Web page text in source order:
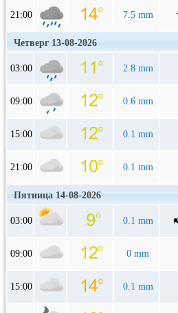
21:00 7.5 mm
Четверг 13-08-2026
03:00 2.8 mm
09:00 0.6 mm
15:00 0.1 mm
21:00 0.1 mm
Пятница 14-08-2026
03:00 0.1 mm
09:00 0 mm
15:00 0.1 mm